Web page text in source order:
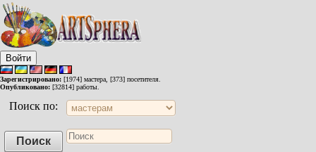
Войти
Зарегистрировано: [1974] мастера, [373] посетителя.
Опубликовано: [32814] работы.
Поиск по: